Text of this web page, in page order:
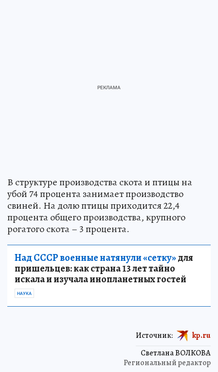
В структуре производства скота и птицы на
убой 74 процента занимает производство
свиней. На долю птицы приходится 22,4
процента общего производства, крупного
рогатого скота – 3 процента.
Над СССР военные натянули «сетку»для
пришельцев: как страна 13 лет тайно
искала и изучала инопланетных гостей
НАУКА
Светлана ВОЛКОВА
Региональный редактор
Источник: kp.ru